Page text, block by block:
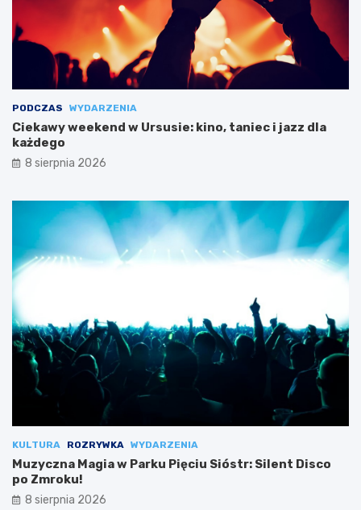
PODCZAS WYDARZENIA
Ciekawy weekend w Ursusie: kino, taniec i jazz dla
każdego
8 sierpnia 2026
KULTURA ROZRYWKA WYDARZENIA
Muzyczna Magia w Parku Pięciu Sióstr: Silent Disco
po Zmroku!
8 sierpnia 2026